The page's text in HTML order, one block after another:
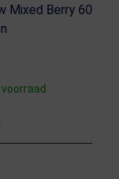
Mixed Berry 60
voorraad